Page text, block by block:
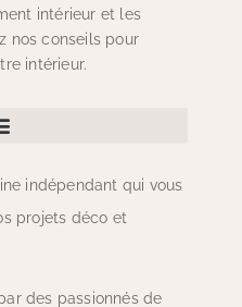
intérieur et les
nos conseils pour
intérieur.
indépendant qui vous
projets déco et
des passionnés de